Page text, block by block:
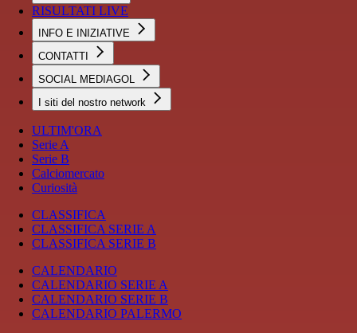
RISULTATI LIVE
INFO E INIZIATIVE
CONTATTI
SOCIAL MEDIAGOL
I siti del nostro network
ULTIM'ORA
Serie A
Serie B
Calciomercato
Curiosità
CLASSIFICA
CLASSIFICA SERIE A
CLASSIFICA SERIE B
CALENDARIO
CALENDARIO SERIE A
CALENDARIO SERIE B
CALENDARIO PALERMO